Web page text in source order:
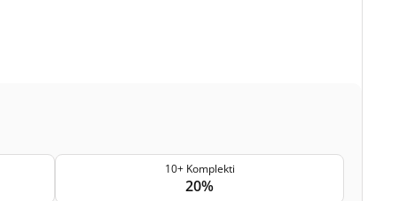
10+ Komplekti
20%